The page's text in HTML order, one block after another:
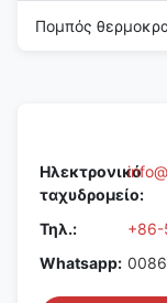
Πομπός
Ηλεκτρονικό
ταχυδρομείο:
Τηλ.:
+86-
Whatsapp: